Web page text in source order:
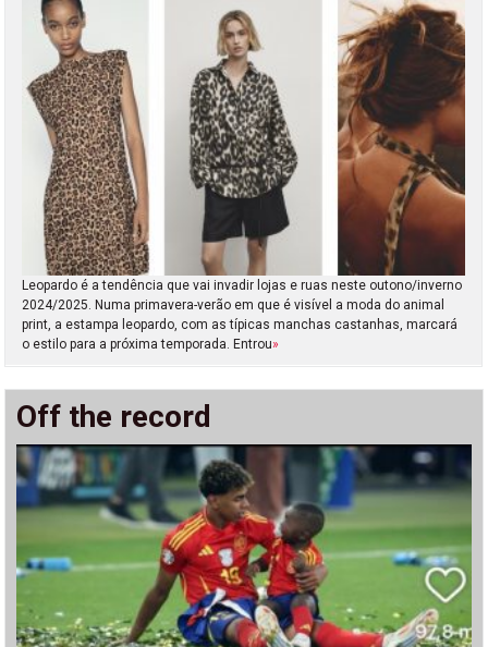
Leopardo é a tendência que vai invadir lojas e ruas neste outono/inverno
2024/2025. Numa primavera-verão em que é visível a moda do animal
print, a estampa leopardo, com as típicas manchas castanhas, marcará
o estilo para a próxima temporada. Entrou»
Off the record